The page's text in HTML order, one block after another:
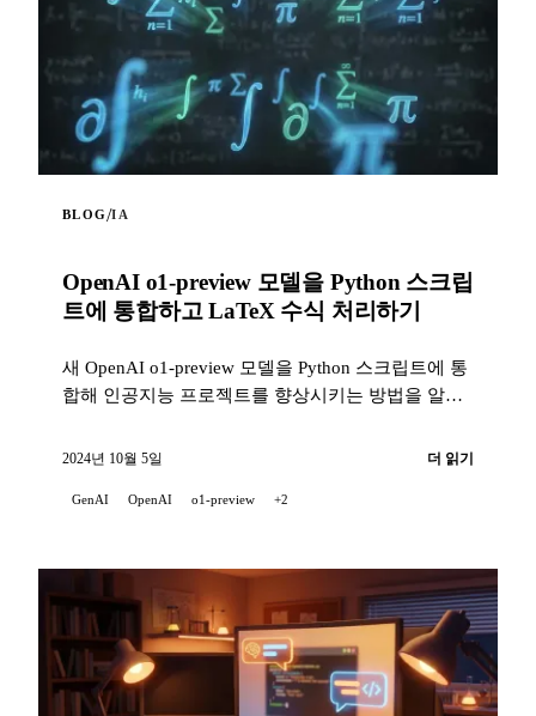
BLOG/IA
OpenAI o1-preview 모델을 Python 스크립
트에 통합하고 LaTeX 수식 처리하기
새 OpenAI o1-preview 모델을 Python 스크립트에 통
합해 인공지능 프로젝트를 향상시키는 방법을 알아
2024년 10월 5일 더 읽기
GenAI OpenAI o1-preview +2